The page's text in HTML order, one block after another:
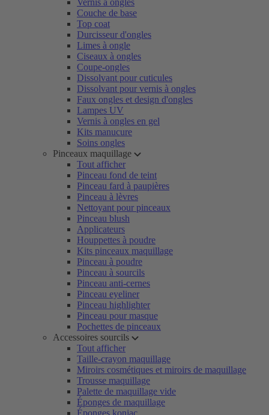
Vernis à ongles
Couche de base
Top coat
Durcisseur d'ongles
Limes à ongle
Ciseaux à ongles
Coupe-ongles
Dissolvant pour cuticules
Dissolvant pour vernis à ongles
Faux ongles et design d'ongles
Lampes UV
Vernis à ongles en gel
Kits manucure
Soins ongles
Pinceaux maquillage
Tout afficher
Pinceau fond de teint
Pinceau fard à paupières
Pinceau à lèvres
Nettoyant pour pinceaux
Pinceau blush
Applicateurs
Houppettes à poudre
Kits pinceaux maquillage
Pinceau à poudre
Pinceau à sourcils
Pinceau anti-cernes
Pinceau eyeliner
Pinceau highlighter
Pinceau pour masque
Pochettes de pinceaux
Accessoires sourcils
Tout afficher
Taille-crayon maquillage
Miroirs cosmétiques et miroirs de maquillage
Trousse maquillage
Palette de maquillage vide
Éponges de maquillage
Éponges konjac